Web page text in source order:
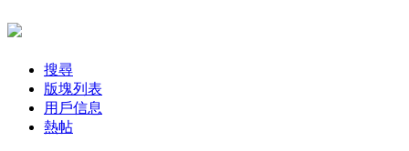
搜尋
版塊列表
用戶信息
熱帖